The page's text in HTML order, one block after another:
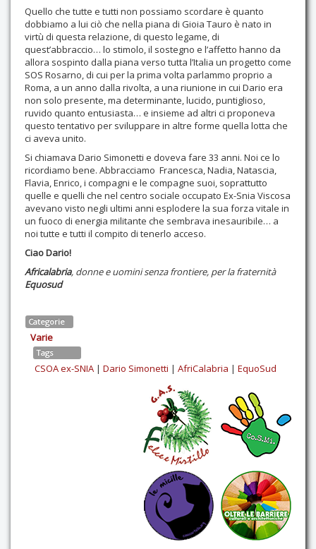
Quello che tutte e tutti non possiamo scordare è quanto
dobbiamo a lui ciò che nella piana di Gioia Tauro è nato in
virtù di questa relazione, di questo legame, di
quest’abbraccio… lo stimolo, il sostegno e l’affetto hanno da
allora sospinto dalla piana verso tutta l’Italia un progetto come
SOS Rosarno, di cui per la prima volta parlammo proprio a
Roma, a un anno dalla rivolta, a una riunione in cui Dario era
non solo presente, ma determinante, lucido, puntiglioso,
ruvido quanto entusiasta… e insieme ad altri ci proponeva
questo tentativo per sviluppare in altre forme quella lotta che
ci aveva unito.
Si chiamava Dario Simonetti e doveva fare 33 anni. Noi ce lo
ricordiamo bene. Abbracciamo Francesca, Nadia, Natascia,
Flavia, Enrico, i compagni e le compagne suoi, soprattutto
quelle e quelli che nel centro sociale occupato Ex-Snia Viscosa
avevano visto negli ultimi anni esplodere la sua forza vitale in
un fuoco di energia militante che sembrava inesauribile… a
noi tutte e tutti il compito di tenerlo acceso.
Ciao Dario!
Africalabria, donne e uomini senza frontiere, per la fraternità
Equosud
Categorie
Varie
Tags
CSOA ex-SNIA | Dario Simonetti | AfriCalabria | EquoSud